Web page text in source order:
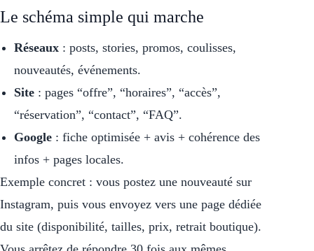
Le schéma simple qui marche
Réseaux : posts, stories, promos, coulisses,
nouveautés, événements.
Site : pages “offre”, “horaires”, “accès”,
“réservation”, “contact”, “FAQ”.
Google : fiche optimisée + avis + cohérence des
infos + pages locales.
Exemple concret : vous postez une nouveauté sur
Instagram, puis vous envoyez vers une page dédiée
du site (disponibilité, tailles, prix, retrait boutique).